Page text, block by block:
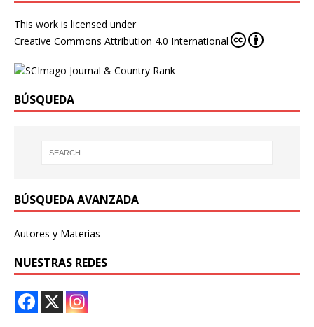
This work is licensed under
Creative Commons Attribution 4.0 International
BÚSQUEDA
BÚSQUEDA AVANZADA
Autores y Materias
NUESTRAS REDES